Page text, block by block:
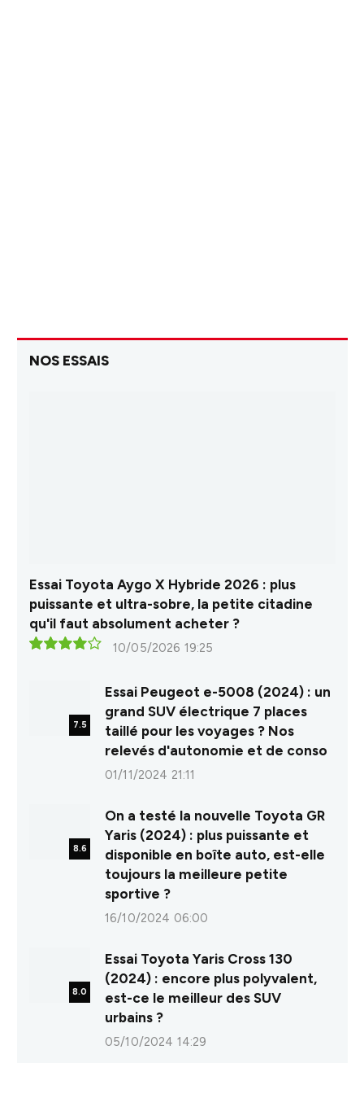
NOS ESSAIS
Essai Toyota Aygo X Hybride 2026 : plus
puissante et ultra-sobre, la petite citadine
qu'il faut absolument acheter ?
10/05/2026 19:25
7.5
Essai Peugeot e-5008 (2024) : un
grand SUV électrique 7 places
taillé pour les voyages ? Nos
relevés d'autonomie et de conso
01/11/2024 21:11
8.6
On a testé la nouvelle Toyota GR
Yaris (2024) : plus puissante et
disponible en boîte auto, est-elle
toujours la meilleure petite
sportive ?
16/10/2024 06:00
8.0
Essai Toyota Yaris Cross 130
(2024) : encore plus polyvalent,
est-ce le meilleur des SUV
urbains ?
05/10/2024 14:29